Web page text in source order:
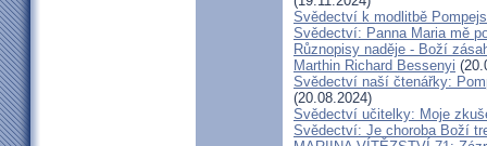
Svědectví k modlitbě
Svědectví: Panna Maria mě
Různopisy naděje - Boží
Marthin Richard Bessenyi
Svědectví naší čtenářky:
(20.08.2024)
Svědectví učitelky: Moje
Svědectví: Je choroba Boží